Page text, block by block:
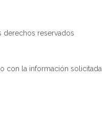
derechos reservados
con la información solicitada